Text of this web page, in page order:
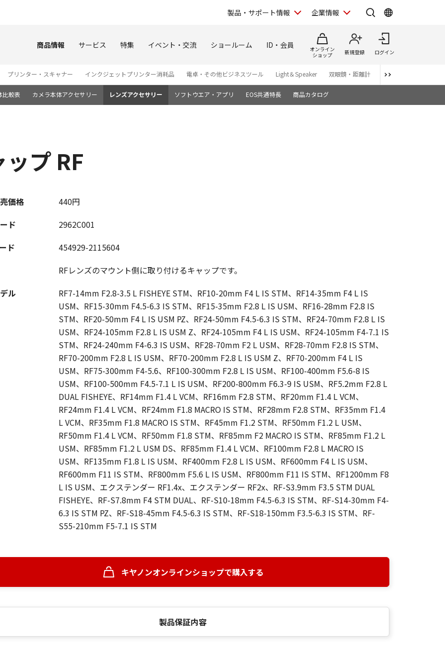
製品・サポート情報 企業情報
商品情報 サービス 特集 イベント・交流 ショールーム ID・会員
オンライン
ショップ
新規登録 ログイン
プリンター・スキャナー インクジェットプリンター消耗品 電卓・その他ビジネスツール Light＆Speaker 双眼鏡・距離計 写真集
比較表 カメラ本体アクセサリー レンズアクセサリー ソフトウエア・アプリ EOS共通特長 商品カタログ
プ RF
価格
440円
ド
2962C001
ド
454929-2115604
RFレンズのマウント側に取り付けるキャップです。
ル
RF7-14mm F2.8-3.5 L FISHEYE STM、RF10-20mm F4 L IS STM、RF14-35mm F4 L IS
USM、RF15-30mm F4.5-6.3 IS STM、RF15-35mm F2.8 L IS USM、RF16-28mm F2.8 IS
STM、RF20-50mm F4 L IS USM PZ、RF24-50mm F4.5-6.3 IS STM、RF24-70mm F2.8 L IS
USM、RF24-105mm F2.8 L IS USM Z、RF24-105mm F4 L IS USM、RF24-105mm F4-7.1 IS
STM、RF24-240mm F4-6.3 IS USM、RF28-70mm F2 L USM、RF28-70mm F2.8 IS STM、
RF70-200mm F2.8 L IS USM、RF70-200mm F2.8 L IS USM Z、RF70-200mm F4 L IS
USM、RF75-300mm F4-5.6、RF100-300mm F2.8 L IS USM、RF100-400mm F5.6-8 IS
USM、RF100-500mm F4.5-7.1 L IS USM、RF200-800mm F6.3-9 IS USM、RF5.2mm F2.8 L
DUAL FISHEYE、RF14mm F1.4 L VCM、RF16mm F2.8 STM、RF20mm F1.4 L VCM、
RF24mm F1.4 L VCM、RF24mm F1.8 MACRO IS STM、RF28mm F2.8 STM、RF35mm F1.4
L VCM、RF35mm F1.8 MACRO IS STM、RF45mm F1.2 STM、RF50mm F1.2 L USM、
RF50mm F1.4 L VCM、RF50mm F1.8 STM、RF85mm F2 MACRO IS STM、RF85mm F1.2 L
USM、RF85mm F1.2 L USM DS、RF85mm F1.4 L VCM、RF100mm F2.8 L MACRO IS
USM、RF135mm F1.8 L IS USM、RF400mm F2.8 L IS USM、RF600mm F4 L IS USM、
RF600mm F11 IS STM、RF800mm F5.6 L IS USM、RF800mm F11 IS STM、RF1200mm F8
L IS USM、エクステンダー RF1.4x、エクステンダー RF2x、RF-S3.9mm F3.5 STM DUAL
FISHEYE、RF-S7.8mm F4 STM DUAL、RF-S10-18mm F4.5-6.3 IS STM、RF-S14-30mm F4-
6.3 IS STM PZ、RF-S18-45mm F4.5-6.3 IS STM、RF-S18-150mm F3.5-6.3 IS STM、RF-
S55-210mm F5-7.1 IS STM
キヤノンオンラインショップで購入する
製品保証内容